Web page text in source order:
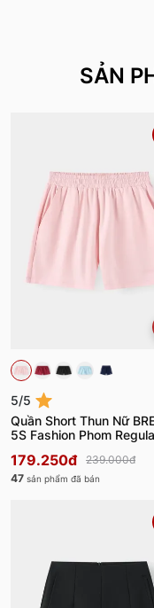
SẢN
5/5
Quần Short Thun Nữ
5S Fashion Phom
179.250đ
239.000đ
47 sản phẩm đã bán